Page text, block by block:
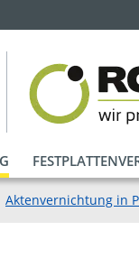
Aktenvernichtung in